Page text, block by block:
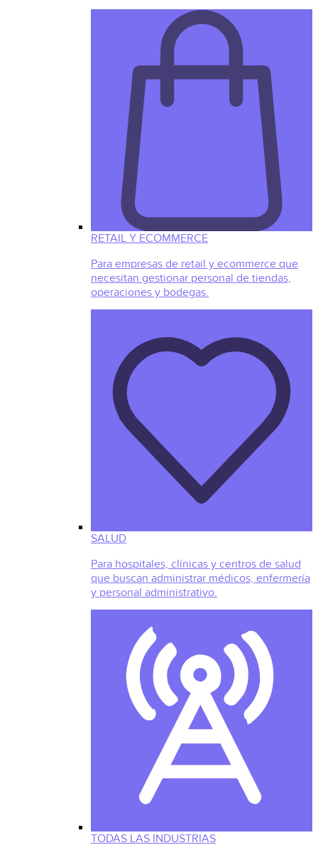
RETAIL Y ECOMMERCE
Para empresas de retail y ecommerce que
necesitan gestionar personal de tiendas,
operaciones y bodegas.
SALUD
Para hospitales, clínicas y centros de salud
que buscan administrar médicos, enfermería
y personal administrativo.
TODAS LAS INDUSTRIAS